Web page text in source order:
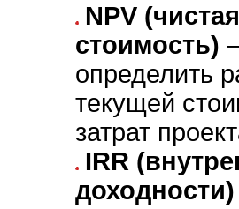
NPV
стоимость)
определить
текущей
затрат
IRR
доходности)